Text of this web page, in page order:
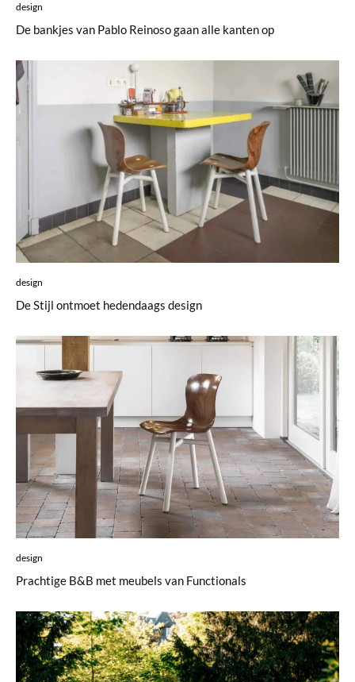
design
De bankjes van Pablo Reinoso gaan alle kanten op
design
De Stijl ontmoet hedendaags design
design
Prachtige B&B met meubels van Functionals